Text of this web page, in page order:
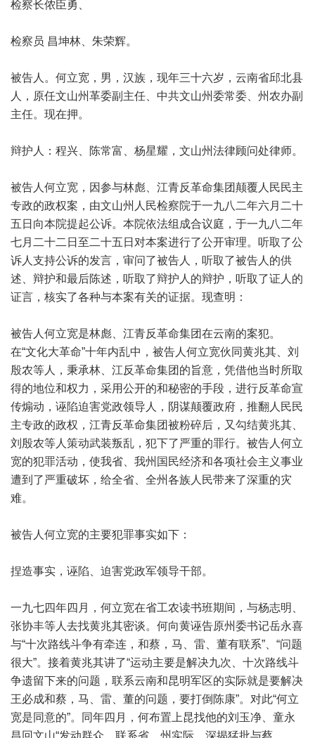
检察长侬臣勇、
检察员 昌坤林、朱荣辉。
被告人。何立宽，男，汉族，现年三十六岁，云南省邱北县
人，原任文山州革委副主任、中共文山州委常委、州农办副
主任。现在押。
辩护人：程兴、陈常富、杨星耀，文山州法律顾问处律师。
被告人何立宽，因参与林彪、江青反革命集团颠覆人民民主
专政的政权案，由文山州人民检察院于一九八二年六月二十
五日向本院提起公诉。本院依法组成合议庭，于一九八二年
七月二十二日至二十五日对本案进行了公开审理。听取了公
诉人支持公诉的发言，审问了被告人，听取了被告人的供
述、辩护和最后陈述，听取了辩护人的辩护，听取了证人的
证言，核实了各种与本案有关的证据。现查明：
被告人何立宽是林彪、江青反革命集团在云南的案犯。
在“文化大革命”十年内乱中，被告人何立宽伙同黄兆其、刘
殷农等人，秉承林、江反革命集团的旨意，凭借他当时所取
得的地位和权力，采用公开的和秘密的手段，进行反革命宣
传煽动，诬陷迫害党政领导人，阴谋颠覆政府，推翻人民民
主专政的政权，江青反革命集团被粉碎后，又勾结黄兆其、
刘殷农等人策动武装叛乱，犯下了严重的罪行。被告人何立
宽的犯罪活动，使我省、我州国民经济和各项社会主义事业
遭到了严重破坏，给全省、全州各族人民带来了深重的灾
难。
被告人何立宽的主要犯罪事实如下：
捏造事实，诬陷、迫害党政军领导干部。
一九七四年四月，何立宽在省工农读书班期间，与杨志明、
张协丰等人去找黄兆其密谈。何向黄诬告原州委书记岳永喜
与“十次路线斗争有牵连，和蔡，马、雷、董有联系”、“问题
很大”。接着黄兆其讲了“运动主要是解决九次、十次路线斗
争遗留下来的问题，联系云南和昆明军区的实际就是要解决
王必成和蔡，马、雷、董的问题，要打倒陈康”。对此“何立
宽是同意的”。同年四月，何布置上昆找他的刘玉净、童永
昌回文山“发动群众，联系省、州实际，深揭猛批与蔡、